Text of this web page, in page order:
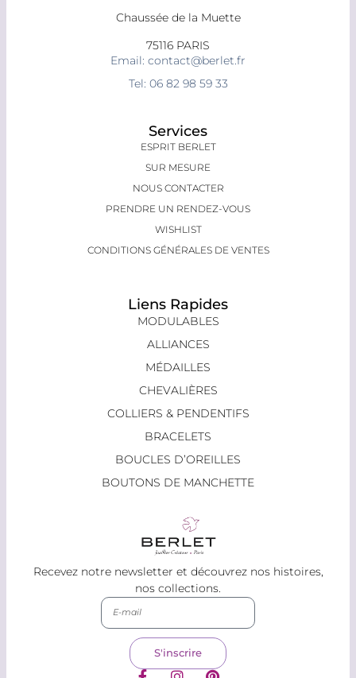
Recevez notre newsletter et découvrez nos histoires,
nos collections.
S'inscrire
Services
ESPRIT BERLET
SUR MESURE
NOUS CONTACTER
PRENDRE UN RENDEZ-VOUS
WISHLIST
CONDITIONS GÉNÉRALES DE VENTES
Liens Rapides
MODULABLES
ALLIANCES
MÉDAILLES
CHEVALIÈRES
COLLIERS & PENDENTIFS
BRACELETS
BOUCLES D’OREILLES
BOUTONS DE MANCHETTE
Chaussée de la Muette
75116 PARIS
Email: contact@berlet.fr
Tel: 06 82 98 59 33